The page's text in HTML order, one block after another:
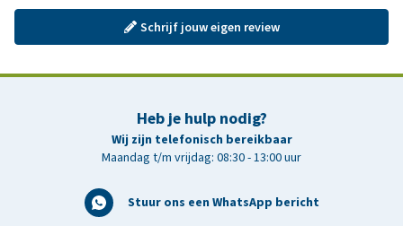
Schrijf jouw eigen review
Heb je hulp nodig?
Wij zijn telefonisch bereikbaar
Maandag t/m vrijdag: 08:30 - 13:00 uur
Stuur ons een WhatsApp bericht